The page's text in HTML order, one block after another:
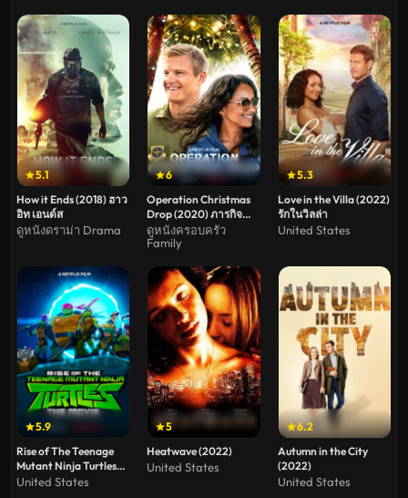
5.1
How it Ends (2018) ฮาว
อิท เอนด์ส
ดูหนังดราม่า Drama
6
Operation Christmas
Drop (2020) ภารกิจ
ของขวัญจากฟ้า
ดูหนังครอบครัว
Family
5.3
Love in the Villa (2022)
รักในวิลล่า
United States
5.9
Rise of The Teenage
Mutant Ninja Turtles
The Movie (2022)
United States
5
Heatwave (2022)
United States
6.2
Autumn in the City
(2022)
United States